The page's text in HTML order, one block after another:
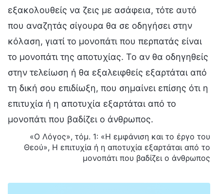
εξακολουθείς να ζεις με ασάφεια, τότε αυτό
που αναζητάς σίγουρα θα σε οδηγήσει στην
κόλαση, γιατί το μονοπάτι που περπατάς είναι
το μονοπάτι της αποτυχίας. Το αν θα οδηγηθείς
στην τελείωση ή θα εξαλειφθείς εξαρτάται από
τη δική σου επιδίωξη, που σημαίνει επίσης ότι η
επιτυχία ή η αποτυχία εξαρτάται από το
μονοπάτι που βαδίζει ο άνθρωπος.
«Ο Λόγος», τόμ. 1: «Η εμφάνιση και το έργο του
Θεού», Η επιτυχία ή η αποτυχία εξαρτάται από το
μονοπάτι που βαδίζει ο άνθρωπος